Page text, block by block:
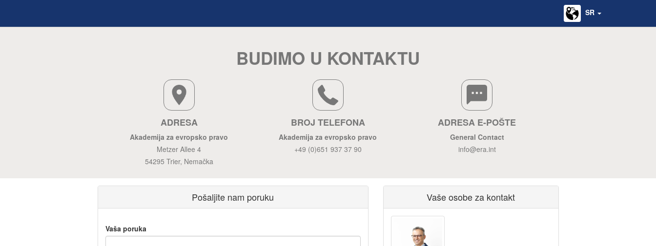
SR
BUDIMO U KONTAKTU
ADRESA
Akademija za evropsko pravo
Metzer Allee 4
54295 Trier, Nemačka
BROJ TELEFONA
Akademija za evropsko pravo
+49 (0)651 937 37 90
ADRESA E-POŠTE
General Contact
info@era.int
Pošaljite nam poruku
Vaša poruka
Vaše osobe za kontakt